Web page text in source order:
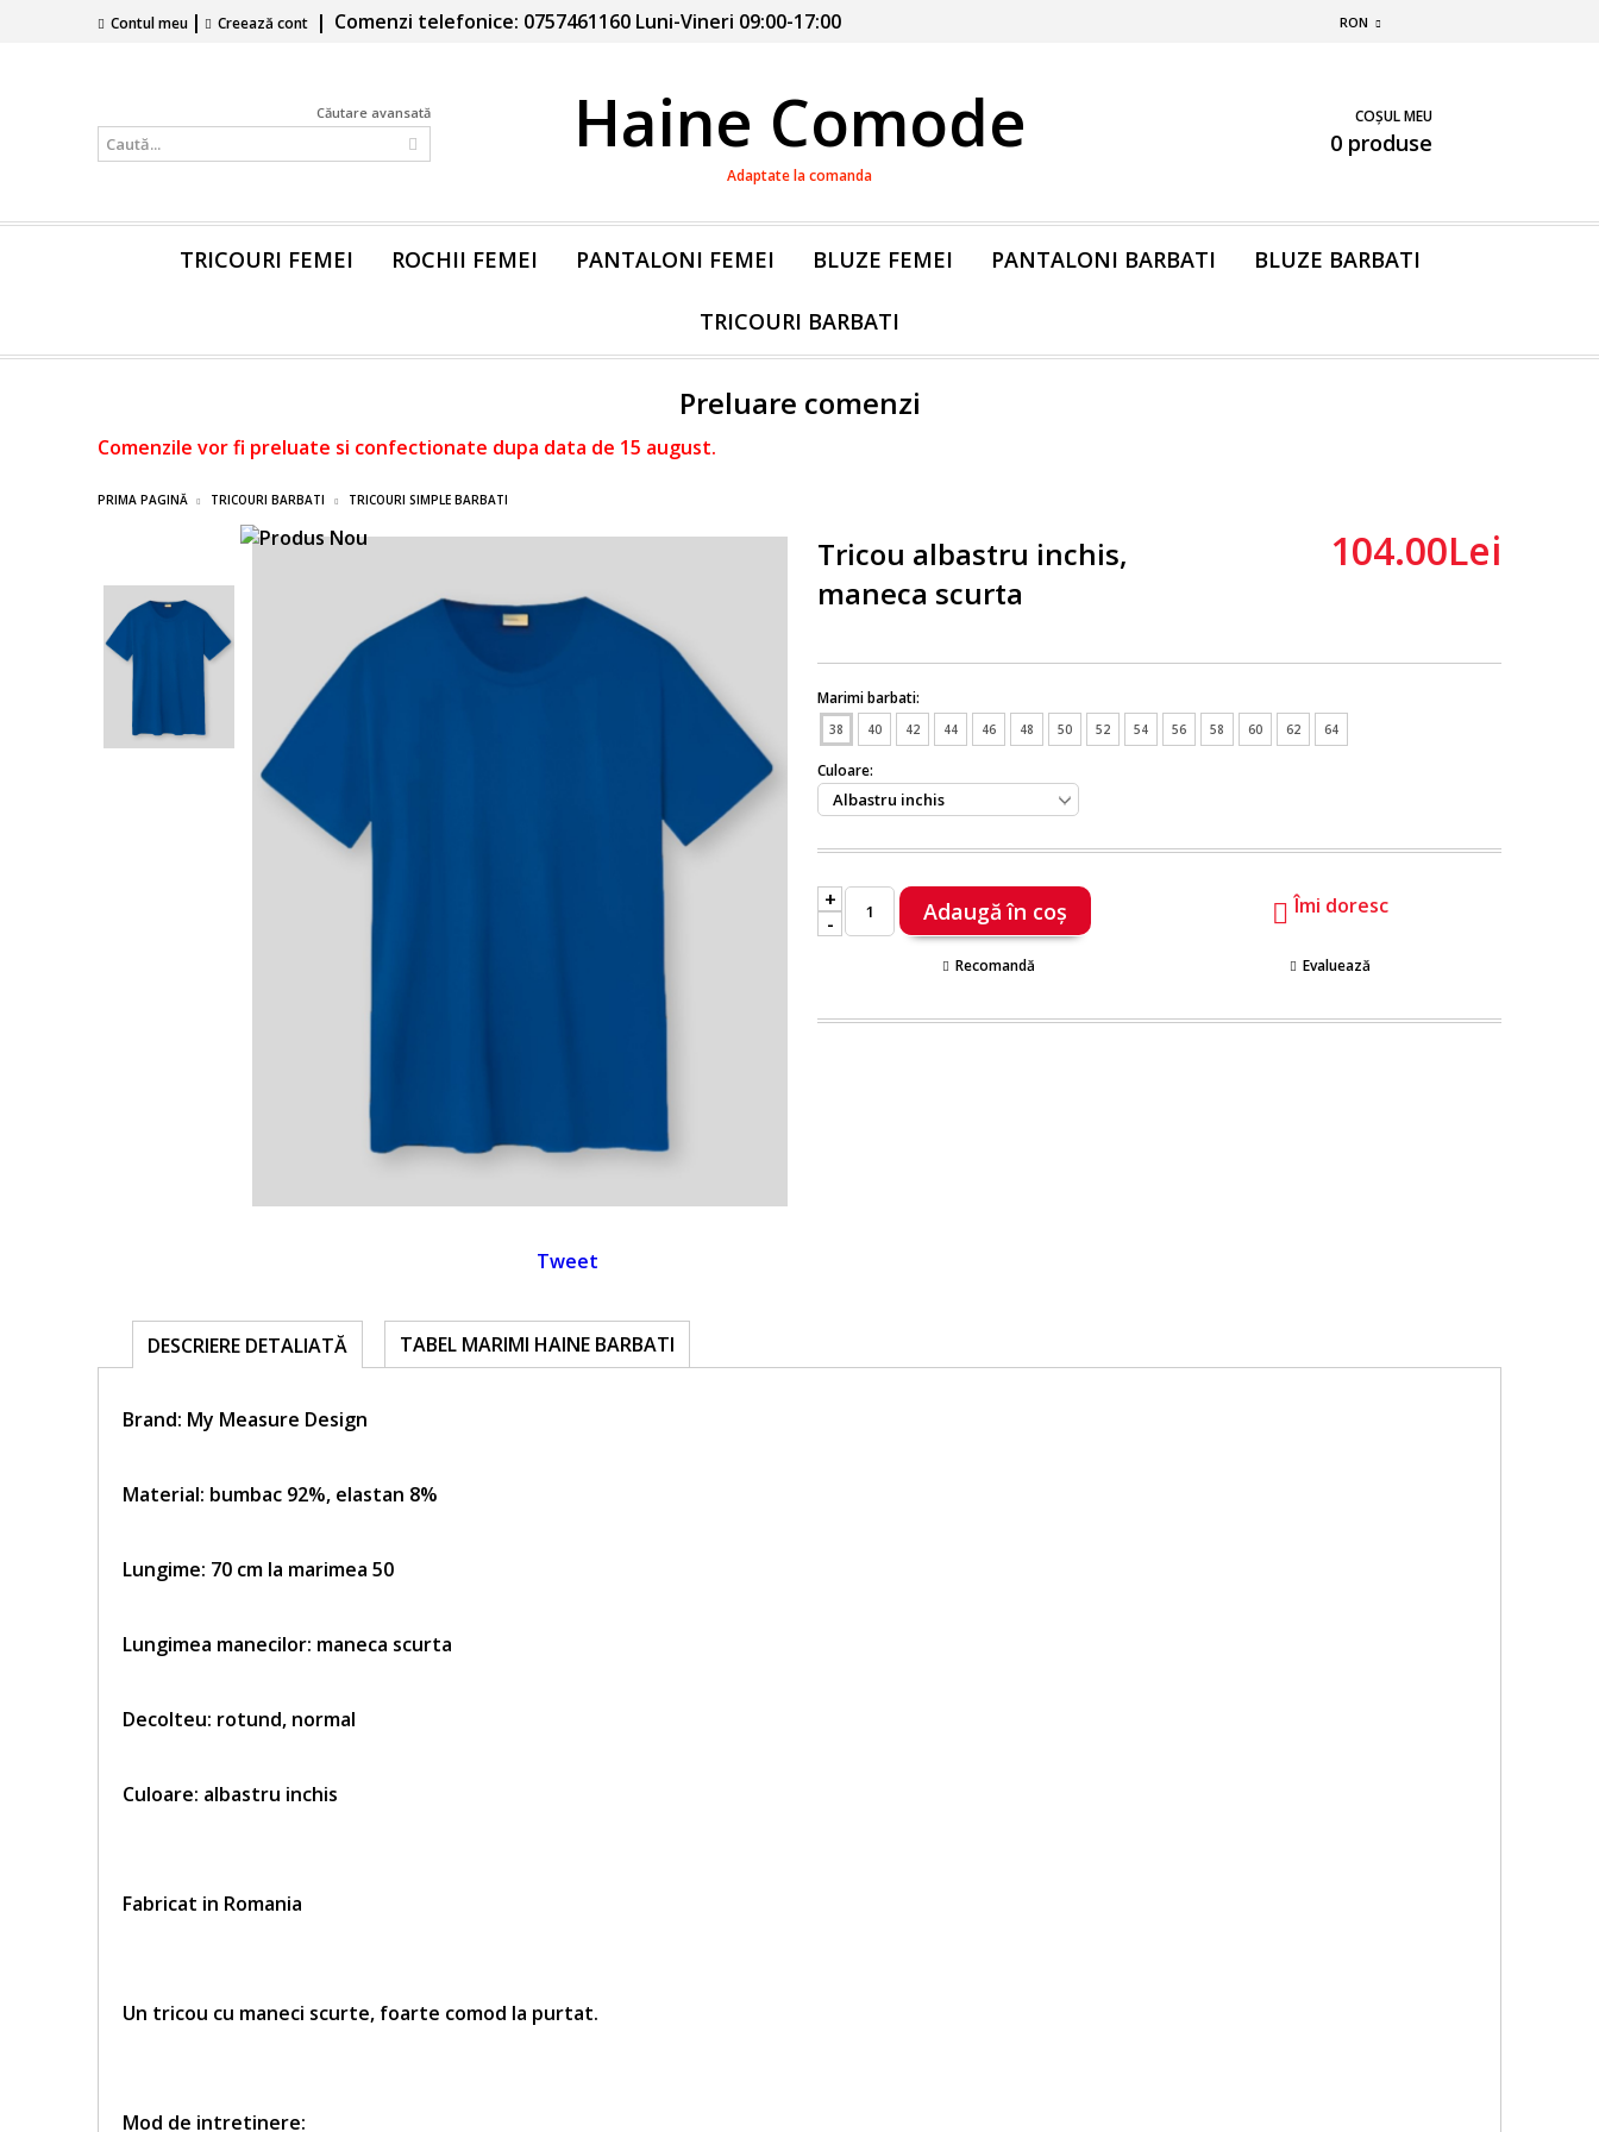
Contul meu | Creează cont | Comenzi telefonice: 0757461160 Luni-Vineri 09:00-17:00 RON
Căutare avansată Haine Comode
Adaptate la comanda
COȘUL MEU
0 produse
TRICOURI FEMEI ROCHII FEMEI PANTALONI FEMEI BLUZE FEMEI PANTALONI BARBATI BLUZE BARBATI
TRICOURI BARBATI
Preluare comenzi
Comenzile vor fi preluate si confectionate dupa data de 15 august.
PRIMA PAGINĂ TRICOURI BARBATI TRICOURI SIMPLE BARBATI
Tricou albastru inchis,
maneca scurta
104.00Lei
Marimi barbati:
38 40 42 44 46 48 50 52 54 56 58 60 62 64
Culoare:
+
-
Îmi doresc
Recomandă Evaluează
Tweet
DESCRIERE DETALIATĂ TABEL MARIMI HAINE BARBATI
Brand: My Measure Design
Material: bumbac 92%, elastan 8%
Lungime: 70 cm la marimea 50
Lungimea manecilor: maneca scurta
Decolteu: rotund, normal
Culoare: albastru inchis
Fabricat in Romania
Un tricou cu maneci scurte, foarte comod la purtat.
Mod de intretinere: